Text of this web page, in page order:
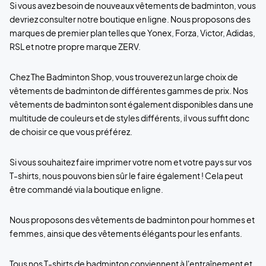
Si vous avez besoin de nouveaux vêtements de badminton, vous
devriez consulter notre boutique en ligne. Nous proposons des
marques de premier plan telles que Yonex, Forza, Victor, Adidas,
RSL et notre propre marque ZERV.
Chez The Badminton Shop, vous trouverez un large choix de
vêtements de badminton de différentes gammes de prix. Nos
vêtements de badminton sont également disponibles dans une
multitude de couleurs et de styles différents, il vous suffit donc
de choisir ce que vous préférez.
Si vous souhaitez faire imprimer votre nom et votre pays sur vos
T-shirts, nous pouvons bien sûr le faire également ! Cela peut
être commandé via la boutique en ligne.
Nous proposons des vêtements de badminton pour hommes et
femmes, ainsi que des vêtements élégants pour les enfants.
Tous nos T-shirts de badminton conviennent à l'entraînement et